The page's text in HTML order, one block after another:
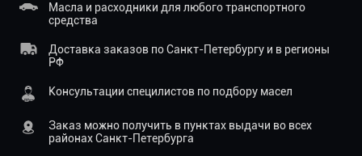
Масла и расходники для любого транспортного
средства
Доставка заказов по Санкт-Петербургу и в регионы
РФ
Консультации специлистов по подбору масел
Заказ можно получить в пунктах выдачи во всех
районах Санкт-Петербурга